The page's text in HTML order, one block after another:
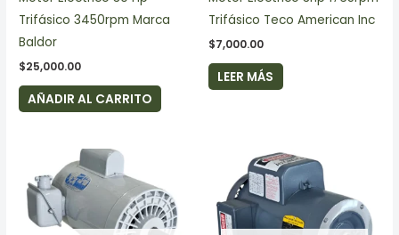
Trifásico 3450rpm Marca
Baldor
$25,000.00
AÑADIR AL CARRITO
Trifásico Teco American Inc
$7,000.00
LEER MÁS